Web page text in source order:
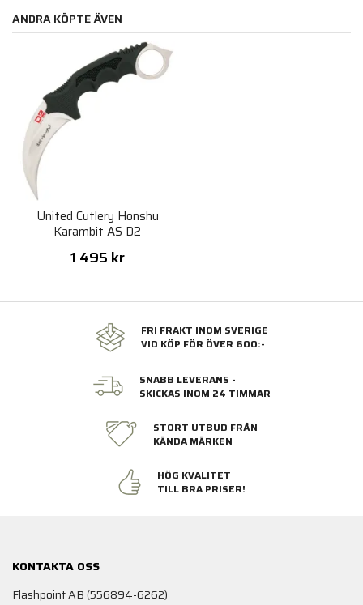
ANDRA KÖPTE ÄVEN
United Cutlery Honshu
Karambit AS D2
1 495 kr
FRI FRAKT INOM SVERIGE
VID KÖP FÖR ÖVER 600:-
SNABB LEVERANS -
SKICKAS INOM 24 TIMMAR
STORT UTBUD FRÅN
KÄNDA MÄRKEN
HÖG KVALITET
TILL BRA PRISER!
KONTAKTA OSS
Flashpoint AB (556894-6262)